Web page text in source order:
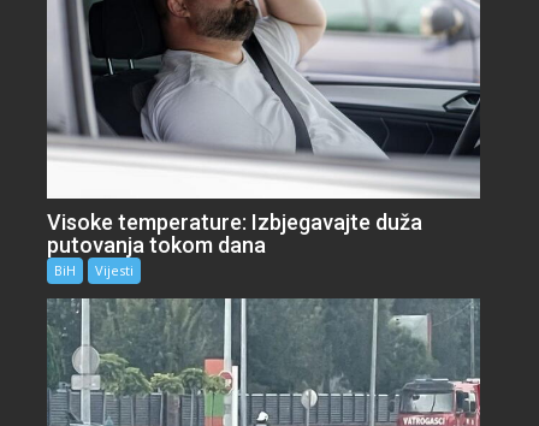
Visoke temperature: Izbjegavajte duža
putovanja tokom dana
BiH Vijesti